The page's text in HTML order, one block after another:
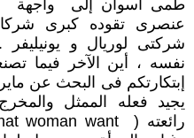
طمى أسوان إلى واجهة
عنصرى تقوده كبرى
شركتى لوريال و
نفسه ، أين الآخر فيما
إبتكارتكم فى البحث عن
يجيد فعله الممثل